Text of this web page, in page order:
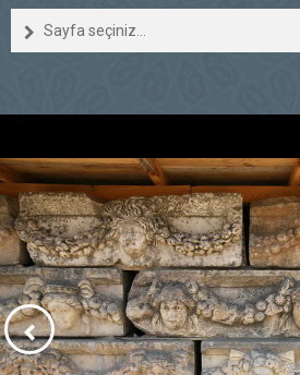
Sayfa seçiniz...